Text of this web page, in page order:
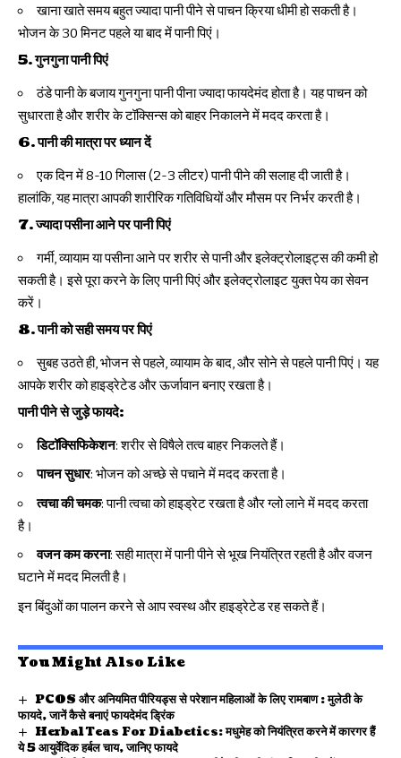
खाना खाते समय बहुत ज्यादा पानी पीने से पाचन क्रिया धीमी हो सकती है।
भोजन के 30 मिनट पहले या बाद में पानी पिएं।
5.गुनगुना पानी पिएं
ठंडे पानी के बजाय गुनगुना पानी पीना ज्यादा फायदेमंद होता है। यह पाचन को
सुधारता है और शरीर के टॉक्सिन्स को बाहर निकालने में मदद करता है।
6.पानी की मात्रा पर ध्यान दें
एक दिन में 8-10 गिलास (2-3 लीटर) पानी पीने की सलाह दी जाती है।
हालांकि, यह मात्रा आपकी शारीरिक गतिविधियों और मौसम पर निर्भर करती है।
7.ज्यादा पसीना आने पर पानी पिएं
गर्मी, व्यायाम या पसीना आने पर शरीर से पानी और इलेक्ट्रोलाइट्स की कमी हो
सकती है। इसे पूरा करने के लिए पानी पिएं और इलेक्ट्रोलाइट युक्त पेय का सेवन
करें।
8.पानी को सही समय पर पिएं
सुबह उठते ही, भोजन से पहले, व्यायाम के बाद, और सोने से पहले पानी पिएं। यह
आपके शरीर को हाइड्रेटेड और ऊर्जावान बनाए रखता है।
पानी पीने से जुड़े फायदे:
डिटॉक्सिफिकेशन: शरीर से विषैले तत्व बाहर निकलते हैं।
पाचन सुधार: भोजन को अच्छे से पचाने में मदद करता है।
त्वचा की चमक: पानी त्वचा को हाइड्रेट रखता है और ग्लो लाने में मदद करता
है।
वजन कम करना: सही मात्रा में पानी पीने से भूख नियंत्रित रहती है और वजन
घटाने में मदद मिलती है।
इन बिंदुओं का पालन करने से आप स्वस्थ और हाइड्रेटेड रह सकते हैं।
You Might Also Like
PCOS और अनियमित पीरियड्स से परेशान महिलाओं के लिए रामबाण : मुलेठी के
फायदे, जानें कैसे बनाएं फायदेमंद ड्रिंक
Herbal Teas For Diabetics: मधुमेह को नियंत्रित करने में कारगर हैं
ये 5 आयुर्वेदिक हर्बल चाय, जानिए फायदे